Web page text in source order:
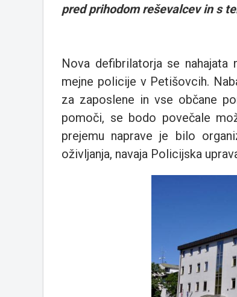
pred prihodom reševalcev in s
Nova defibrilatorja se
mejne policije v Petišovcih.
za zaposlene in vse občane
pomoči, se bodo povečale
prejemu naprave je bilo
oživljanja, navaja Policijska